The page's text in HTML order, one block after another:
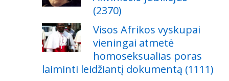
(2370)
Visos Afrikos vyskupai
vieningai atmetė
homoseksualias poras
laiminti leidžiantį dokumentą (1111)